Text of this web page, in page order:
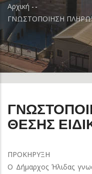
Breadcrumb
Αρχική - -
ΓΝΩΣΤΟΠΟΙΗΣΗ
ΘΕΣΗΣ
ΠΡΟΚΗΡΥΞΗ
Ο Δήμαρχος Ήλιδας